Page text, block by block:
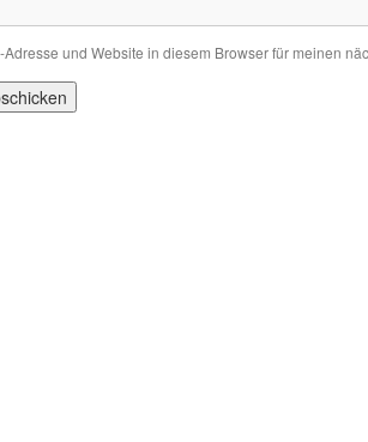
Adresse und Website in diesem Browser für meinen